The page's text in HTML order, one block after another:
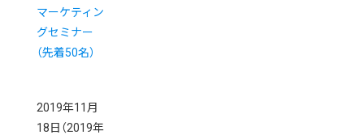
マーケティン
グセミナー
（先着50名）
2019年11月
18日 （2019年